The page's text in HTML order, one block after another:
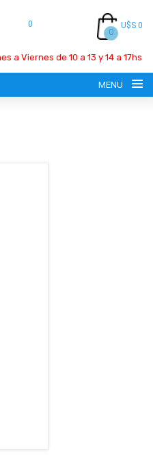
0
0
U$S 0
a Viernes de 10 a 13 y 14 a 17hs
MENU